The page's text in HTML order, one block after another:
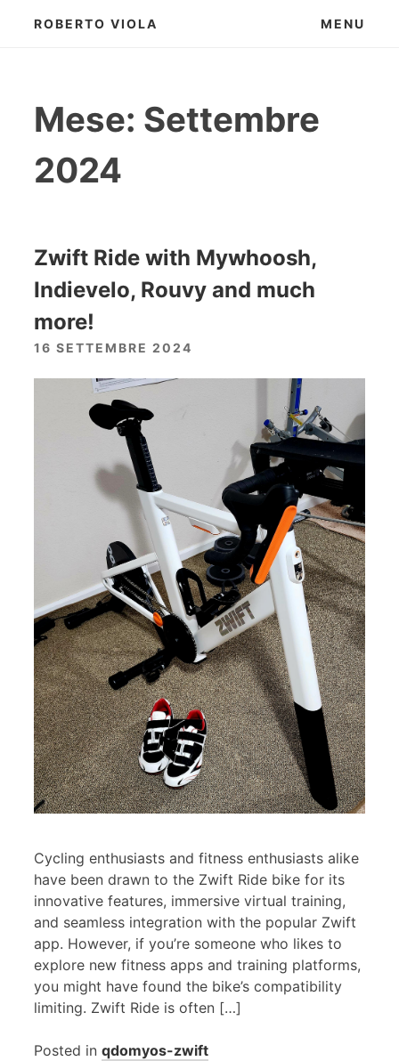
ROBERTO VIOLA MENU
Mese: Settembre
2024
Zwift Ride with Mywhoosh,
Indievelo, Rouvy and much
more!
16 SETTEMBRE 2024
Cycling enthusiasts and fitness enthusiasts alike
have been drawn to the Zwift Ride bike for its
innovative features, immersive virtual training,
and seamless integration with the popular Zwift
app. However, if you’re someone who likes to
explore new fitness apps and training platforms,
you might have found the bike’s compatibility
limiting. Zwift Ride is often […]
Posted in qdomyos-zwift